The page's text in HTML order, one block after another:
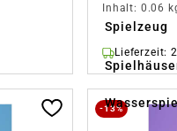
Spielzeug
Inhalt: 0.06
Lieferzeit:
-13%